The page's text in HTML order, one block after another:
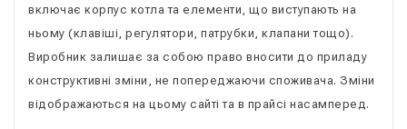
включає корпус котла та елементи, що виступають на
ньому (клавіші, регулятори, патрубки, клапани тощо).
Виробник залишає за собою право вносити до приладу
конструктивні зміни, не попереджаючи споживача. Зміни
відображаються на цьому сайті та в прайсі насамперед.